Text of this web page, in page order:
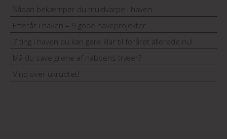
Sådan bekæmper du muldvarpe i haven
Efterår i haven – 9 gode haveprojekter
7 ting i haven du kan gøre klar til foråret allerede nu!
Må du save grene af naboens træer?
Vind over ukrudtet!